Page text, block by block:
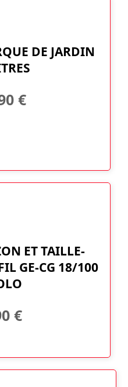
DE JARDIN
€
ET TAILLE-
GE-CG 18/100
€